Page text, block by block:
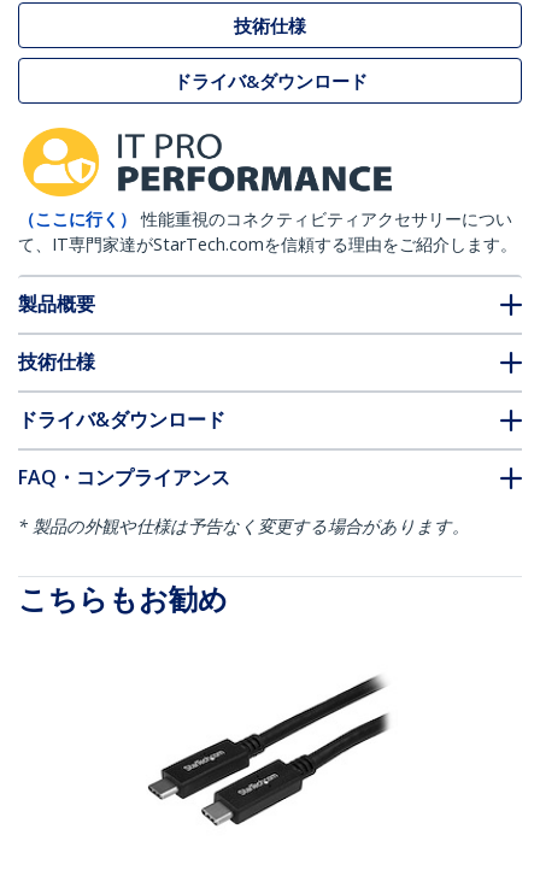
技術仕様
ドライバ&ダウンロード
（ここに行く）
性能重視のコネクティビティアクセサリーについ
て、IT専門家達がStarTech.comを信頼する理由をご紹介します。
製品概要
技術仕様
ドライバ&ダウンロード
FAQ・コンプライアンス
* 製品の外観や仕様は予告なく変更する場合があります。
こちらもお勧め